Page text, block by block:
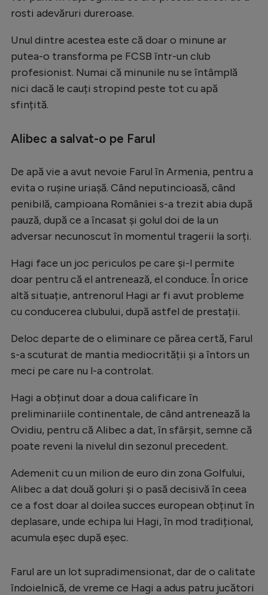
rosti adevăruri dureroase.
Unul dintre acestea este că doar o minune ar
putea-o transforma pe FCSB într-un club
profesionist. Numai că minunile nu se întâmplă
nici dacă le cauți stropind peste tot cu apă
sfințită.
Alibec a salvat-o pe Farul
De apă vie a avut nevoie Farul în Armenia, pentru a
evita o rușine uriașă. Când neputincioasă, când
penibilă, campioana României s-a trezit abia după
pauză, după ce a încasat și golul doi de la un
adversar necunoscut în momentul tragerii la sorți.
Hagi face un joc periculos pe care și-l permite
doar pentru că el antrenează, el conduce. În orice
altă situație, antrenorul Hagi ar fi avut probleme
cu conducerea clubului, după astfel de prestații.
Deloc departe de o eliminare ce părea certă, Farul
s-a scuturat de mantia mediocrității și a întors un
meci pe care nu l-a controlat.
Hagi a obținut doar a doua calificare în
preliminariile continentale, de când antrenează la
Ovidiu, pentru că Alibec a dat, în sfârșit, semne că
poate reveni la nivelul din sezonul precedent.
Ademenit cu un milion de euro din zona Golfului,
Alibec a dat două goluri și o pasă decisivă în ceea
ce a fost doar al doilea succes european obținut în
deplasare, unde echipa lui Hagi, în mod tradițional,
acumula eșec după eșec.
Farul are un lot supradimensionat, dar de o calitate
îndoielnică, de vreme ce Hagi a adus patru jucători